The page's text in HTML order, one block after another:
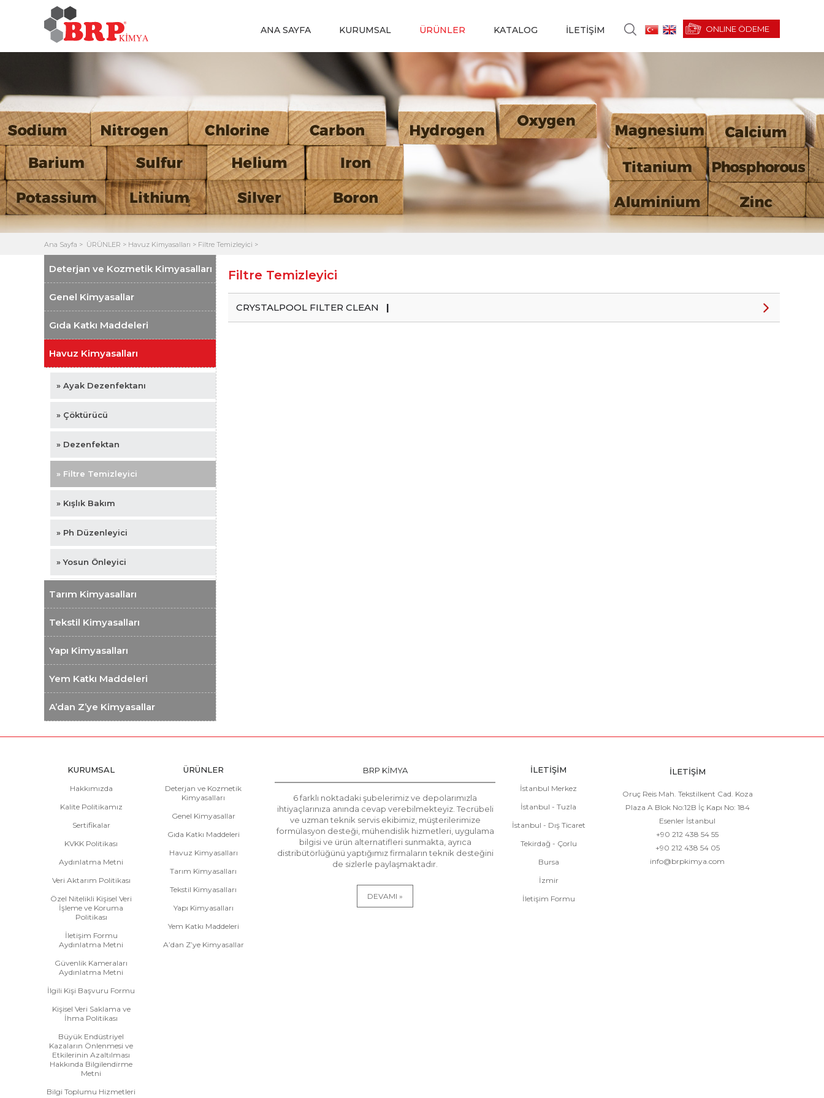
ONLINE ÖDEME
ANA SAYFA KURUMSAL ÜRÜNLER KATALOG İLETİŞİM
Ana Sayfa > ÜRÜNLER > Havuz Kimyasalları > Filtre Temizleyici >
Deterjan ve Kozmetik Kimyasalları
Genel Kimyasallar
Gıda Katkı Maddeleri
Havuz Kimyasalları
» Ayak Dezenfektanı
» Çöktürücü
» Dezenfektan
» Filtre Temizleyici
» Kışlık Bakım
» Ph Düzenleyici
» Yosun Önleyici
Tarım Kimyasalları
Tekstil Kimyasalları
Yapı Kimyasalları
Yem Katkı Maddeleri
A’dan Z’ye Kimyasallar
Filtre Temizleyici
CRYSTALPOOL FILTER CLEAN |
KURUMSAL
Hakkımızda
Kalite Politikamız
Sertifikalar
KVKK Politikası
Aydınlatma Metni
Veri Aktarım Politikası
Özel Nitelikli Kişisel Veri
İşleme ve Koruma
Politikası
İletişim Formu
Aydınlatma Metni
Güvenlik Kameraları
Aydınlatma Metni
İlgili Kişi Başvuru Formu
Kişisel Veri Saklama ve
İhma Politikası
Büyük Endüstriyel
Kazaların Önlenmesi ve
Etkilerinin Azaltılması
Hakkında Bilgilendirme
Metni
Bilgi Toplumu Hizmetleri
ÜRÜNLER
Deterjan ve Kozmetik
Kimyasalları
Genel Kimyasallar
Gıda Katkı Maddeleri
Havuz Kimyasalları
Tarım Kimyasalları
Tekstil Kimyasalları
Yapı Kimyasalları
Yem Katkı Maddeleri
A’dan Z’ye Kimyasallar
BRP KİMYA
6 farklı noktadaki şubelerimiz ve depolarımızla
ihtiyaçlarınıza anında cevap verebilmekteyiz. Tecrübeli
ve uzman teknik servis ekibimiz, müşterilerimize
formülasyon desteği, mühendislik hizmetleri, uygulama
bilgisi ve ürün alternatifleri sunmakta, ayrıca
distribütörlüğünü yaptığımız firmaların teknik desteğini
de sizlerle paylaşmaktadır.
DEVAMI »
İLETİŞİM
İstanbul Merkez
İstanbul - Tuzla
İstanbul - Dış Ticaret
Tekirdağ - Çorlu
Bursa
İzmir
İletişim Formu
İLETİŞİM
Oruç Reis Mah. Tekstilkent Cad. Koza
Plaza A Blok No:12B İç Kapı No: 184
Esenler İstanbul
+90 212 438 54 55
+90 212 438 54 05
info@brpkimya.com